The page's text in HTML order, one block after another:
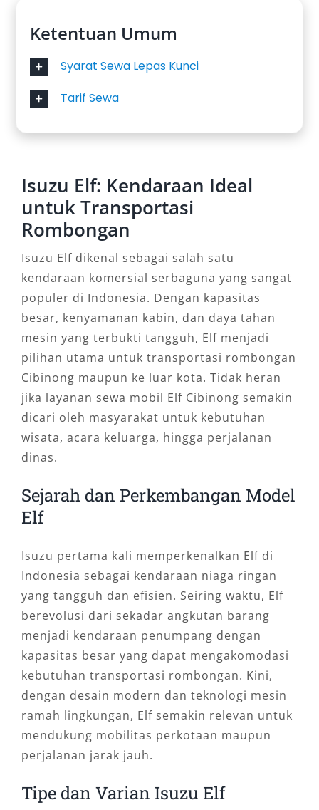
Ketentuan Umum
Syarat Sewa Lepas Kunci
Tarif Sewa
Isuzu Elf: Kendaraan Ideal
untuk Transportasi
Rombongan
Isuzu Elf dikenal sebagai salah satu
kendaraan komersial serbaguna yang sangat
populer di Indonesia. Dengan kapasitas
besar, kenyamanan kabin, dan daya tahan
mesin yang terbukti tangguh, Elf menjadi
pilihan utama untuk transportasi rombongan
Cibinong maupun ke luar kota. Tidak heran
jika layanan sewa mobil Elf Cibinong semakin
dicari oleh masyarakat untuk kebutuhan
wisata, acara keluarga, hingga perjalanan
dinas.
Sejarah dan Perkembangan Model
Elf
Isuzu pertama kali memperkenalkan Elf di
Indonesia sebagai kendaraan niaga ringan
yang tangguh dan efisien. Seiring waktu, Elf
berevolusi dari sekadar angkutan barang
menjadi kendaraan penumpang dengan
kapasitas besar yang dapat mengakomodasi
kebutuhan transportasi rombongan. Kini,
dengan desain modern dan teknologi mesin
ramah lingkungan, Elf semakin relevan untuk
mendukung mobilitas perkotaan maupun
perjalanan jarak jauh.
Tipe dan Varian Isuzu Elf